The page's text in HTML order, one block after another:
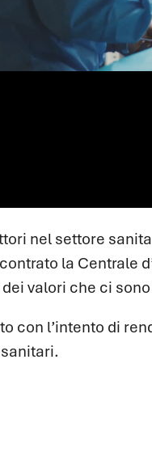
nel settore
la Centrale
valori che ci
con l’intento di